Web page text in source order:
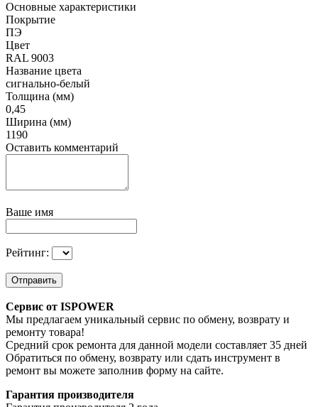
Основные характеристики
Покрытие
ПЭ
Цвет
RAL 9003
Название цвета
сигнально-белый
Толщина (мм)
0,45
Ширина (мм)
1190
Оставить комментарий
Ваше имя
Рейтинг:
Отправить
Сервис от ISPOWER
Мы предлагаем уникальный сервис по обмену, возврату и
ремонту товара!
Средний срок ремонта для данной модели составляет 35 дней
Обратиться по обмену, возврату или сдать инструмент в
ремонт вы можете заполнив форму на сайте.
Гарантия производителя